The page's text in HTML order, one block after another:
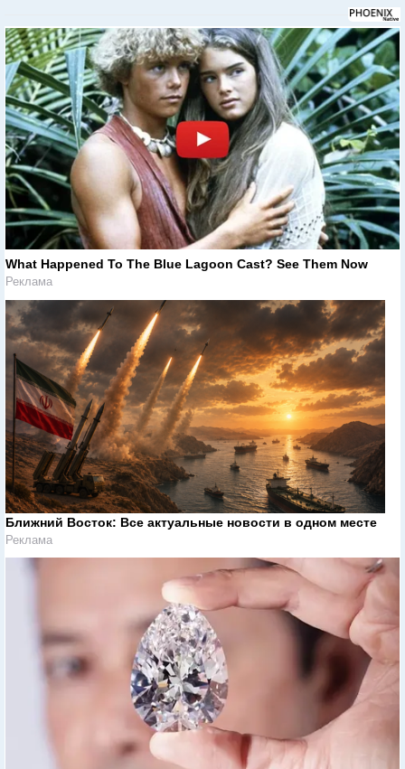
What Happened To The Blue Lagoon Cast? See Them Now
Реклама
Ближний Восток: Все актуальные новости в одном месте
Реклама